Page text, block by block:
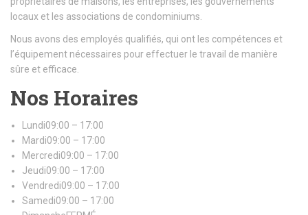
locaux et les associations de condominiums.
Nous avons des employés qualifiés, qui ont les compétences et
l’équipement nécessaires pour effectuer le travail de manière
sûre et efficace.
Nos Horaires
Lundi09:00 – 17:00
Mardi09:00 – 17:00
Mercredi09:00 – 17:00
Jeudi09:00 – 17:00
Vendredi09:00 – 17:00
Samedi09:00 – 17:00